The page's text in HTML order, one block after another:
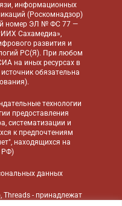
информационных
(Роскомнадзор)
номер ЭЛ № ФС 77 —
Сахамедиа»,
развития и
РС(Я). При любом
на иных ресурсах в
обязательна
).
технологии
предоставления
систематизации и
к предпочтениям
находящихся на
РФ)
данных
Threads - принадлежат